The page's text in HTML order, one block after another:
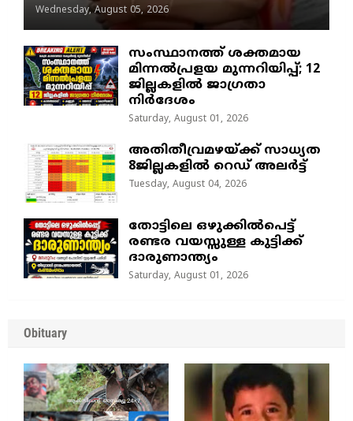
Wednesday, August 05, 2026
സംസ്ഥാനത്ത് ശക്തമായ
മിന്നൽപ്രളയ മുന്നറിയിപ്പ്; 12
ജില്ലകളിൽ ജാഗ്രതാ
നിർദേശം
Saturday, August 01, 2026
അതിതീവ്രമഴയ്ക്ക് സാധ്യത
8ജില്ലകളിൽ റെഡ് അലർട്ട്
Tuesday, August 04, 2026
തോട്ടിലെ ഒഴുക്കിൽപെട്ട്
രണ്ടര വയസ്സുള്ള കുട്ടിക്ക്
ദാരുണാന്ത്യം
Saturday, August 01, 2026
Obituary